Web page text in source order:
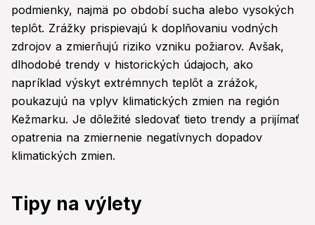
podmienky, najmä po období sucha alebo vysokých
teplôt. Zrážky prispievajú k doplňovaniu vodných
zdrojov a zmierňujú riziko vzniku požiarov. Avšak,
dlhodobé trendy v historických údajoch, ako
napríklad výskyt extrémnych teplôt a zrážok,
poukazujú na vplyv klimatických zmien na región
Kežmarku. Je dôležité sledovať tieto trendy a prijímať
opatrenia na zmiernenie negatívnych dopadov
klimatických zmien.
Tipy na výlety